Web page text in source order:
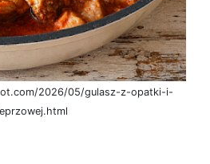
2026/05/gulasz-z-opatki-i-